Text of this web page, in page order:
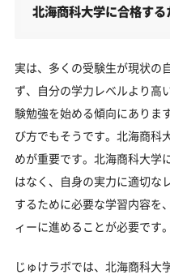
北海商科大学に合格す
実は、多くの受験生が現状の
ず、自分の学力レベルより高
験勉強を始める傾向にありま
び方でもそうです。北海商科
めが重要です。北海商科大学
はなく、自身の実力に適切な
するために必要な学習内容を
ィーに進めることが必要です。
じゅけラボでは、北海商科大